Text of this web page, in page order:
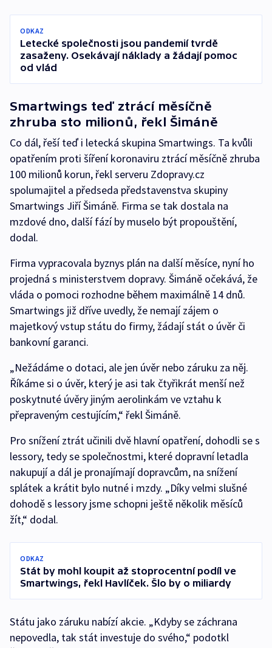
ODKAZ
Letecké společnosti jsou pandemií tvrdě
zasaženy. Osekávají náklady a žádají pomoc
od vlád
Smartwings teď ztrácí měsíčně
zhruba sto milionů, řekl Šimáně
Co dál, řeší teď i letecká skupina Smartwings. Ta kvůli
opatřením proti šíření koronaviru ztrácí měsíčně zhruba
100 milionů korun, řekl serveru Zdopravy.cz
spolumajitel a předseda představenstva skupiny
Smartwings Jiří Šimáně. Firma se tak dostala na
mzdové dno, další fází by muselo být propouštění,
dodal.
Firma vypracovala byznys plán na další měsíce, nyní ho
projedná s ministerstvem dopravy. Šimáně očekává, že
vláda o pomoci rozhodne během maximálně 14 dnů.
Smartwings již dříve uvedly, že nemají zájem o
majetkový vstup státu do firmy, žádají stát o úvěr či
bankovní garanci.
„Nežádáme o dotaci, ale jen úvěr nebo záruku za něj.
Říkáme si o úvěr, který je asi tak čtyřikrát menší než
poskytnuté úvěry jiným aerolinkám ve vztahu k
přepraveným cestujícím,“ řekl Šimáně.
Pro snížení ztrát učinili dvě hlavní opatření, dohodli se s
lessory, tedy se společnostmi, které dopravní letadla
nakupují a dál je pronajímají dopravcům, na snížení
splátek a krátit bylo nutné i mzdy. „Díky velmi slušné
dohodě s lessory jsme schopni ještě několik měsíců
žít,“ dodal.
ODKAZ
Stát by mohl koupit až stoprocentní podíl ve
Smartwings, řekl Havlíček. Šlo by o miliardy
Státu jako záruku nabízí akcie. „Kdyby se záchrana
nepovedla, tak stát investuje do svého,“ podotkl